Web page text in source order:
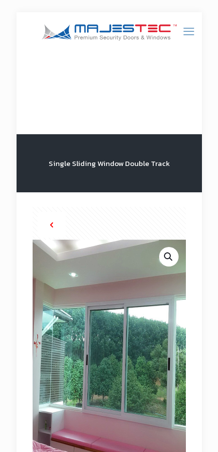
Single Sliding Window Double Track